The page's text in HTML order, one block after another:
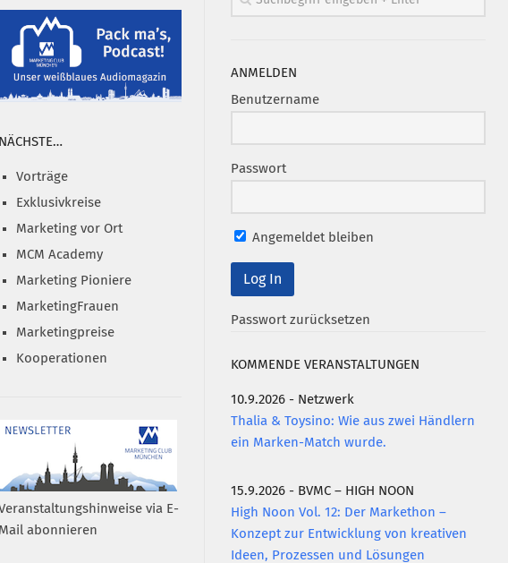
ANMELDEN
Benutzername
Passwort
Angemeldet bleiben
Passwort zurücksetzen
KOMMENDE VERANSTALTUNGEN
10.9.2026 - Netzwerk
Thalia & Toysino: Wie aus zwei Händlern
ein Marken-Match wurde.
15.9.2026 - BVMC – HIGH NOON
High Noon Vol. 12: Der Markethon –
Konzept zur Entwicklung von kreativen
Ideen, Prozessen und Lösungen
NÄCHSTE…
Vorträge
Exklusivkreise
Marketing vor Ort
MCM Academy
Marketing Pioniere
MarketingFrauen
Marketingpreise
Kooperationen
via E-
Mail abonnieren